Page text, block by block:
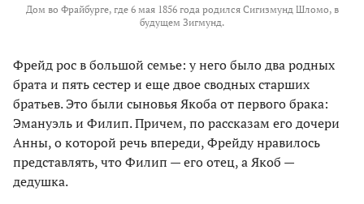
Дом во Фрайбурге, где 6 мая 1856 года родился Сигизмунд Шломо, в
будущем Зигмунд.
Фрейд рос в большой семье: у него было два родных
брата и пять сестер и еще двое сводных старших
братьев. Это были сыновья Якоба от первого брака:
Эмануэль и Филип. Причем, по рассказам его дочери
Анны, о которой речь впереди, Фрейду нравилось
представлять, что Филип — его отец, а Якоб —
дедушка.